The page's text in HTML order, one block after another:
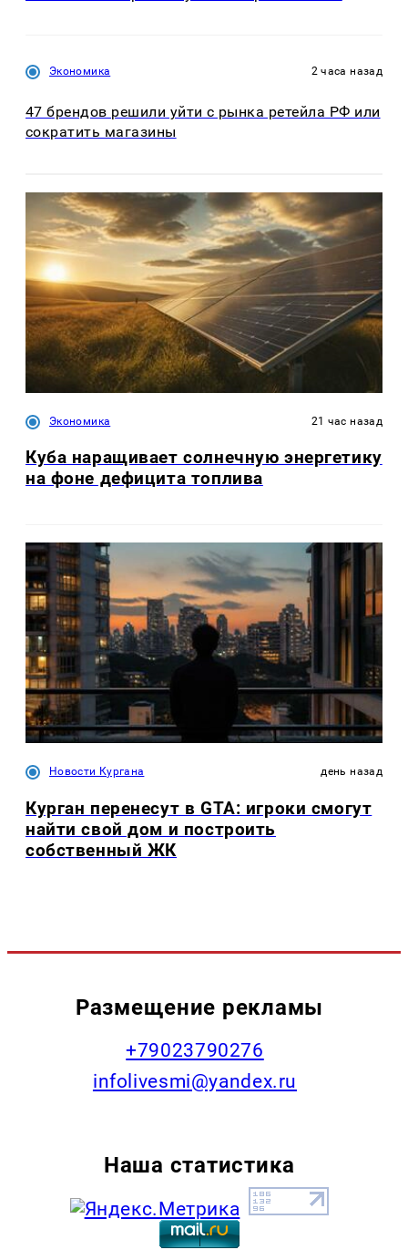
Экономика 2 часа назад
47 брендов решили уйти с рынка ретейла РФ или
сократить магазины
Экономика 21 час назад
Куба наращивает солнечную энергетику
на фоне дефицита топлива
Новости Кургана день назад
Курган перенесут в GTA: игроки смогут
найти свой дом и построить
собственный ЖК
Размещение рекламы
+79023790276
infolivesmi@yandex.ru
Наша статистика